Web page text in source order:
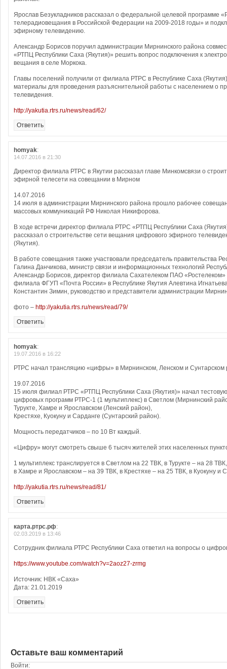
Ярослав Безукладников рассказал о федеральной целевой программе
телерадиовещания в Российской Федерации на 2009-2018 годы» и
эфирному телевидению.
Александр Борисов поручил администрации Мирнинского района
«РТПЦ Республики Саха (Якутия)» решить вопрос подключения к
вещания в селе Моркока.
Главы поселений получили от филиала РТРС в Республике Саха
материалы для проведения разъяснительной работы с населением о
телевидения.
http://yakutia.rtrs.ru/news/read/62/
Ответить
homyak:
14.07.2016 в 21:30
Директор филиала РТРС в Якутии рассказал главе Минкомсвязи о
эфирной телесети на совещании в Мирном
14.07.2016
14 июля в администрации Мирнинского района прошло рабочее
массовых коммуникаций РФ Николая Никифорова.
В ходе встречи директор филиала РТРС «РТПЦ Республики Саха
рассказал о строительстве сети вещания цифрового эфирного
(Якутия).
В работе совещания также участвовали председатель правительства
Галина Данчикова, министр связи и информационных технологий
Александр Борисов, директор филиала Сахателеком ПАО
филиала ФГУП «Почта России» в Республике Якутия Алевтина
Константин Зимин, руководство и представители администрации
фото – http://yakutia.rtrs.ru/news/read/79/
Ответить
homyak:
19.07.2016 в 16:22
РТРС начал трансляцию «цифры» в Мирнинском, Ленском и Сунтарском
19.07.2016
15 июля филиал РТРС «РТПЦ Республики Саха (Якутия)» начал
цифровых программ РТРС-1 (1 мультиплекс) в Светлом (Мирнинский
Турукте, Хамре и Ярославском (Ленский район),
Крестяхе, Куокуну и Сарданге (Сунтарский район).
Мощность передатчиков – по 10 Вт каждый.
«Цифру» могут смотреть свыше 6 тысяч жителей этих населенных
1 мультиплекс транслируется в Светлом на 22 ТВК, в Турукте – на 28 ТВК,
в Хамре и Ярославском – на 39 ТВК, в Крестяхе – на 25 ТВК, в Куокуну и
http://yakutia.rtrs.ru/news/read/81/
Ответить
карта.ртрс.рф:
02.03.2019 в 13:46
Сотрудник филиала РТРС Республики Саха ответил на вопросы о
https://www.youtube.com/watch?v=2aoz27-zrmg
Источник: НВК «Саха»
Дата: 21.01.2019
Ответить
Оставьте ваш комментарий
Войти: